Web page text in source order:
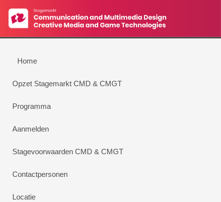
Home
Opzet Stagemarkt CMD & CMGT
Programma
Aanmelden
Stagevoorwaarden CMD & CMGT
Contactpersonen
Locatie